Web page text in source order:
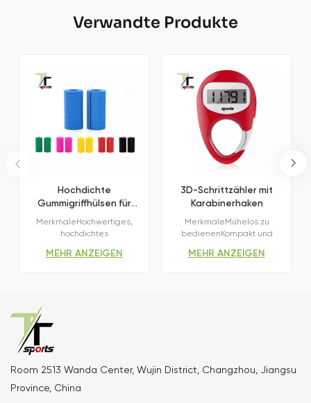
Verwandte Produkte
Hochdichte
Gummigriffhülsen für
Hantelstangen
MerkmaleHochwertiges,
hochdichtes
Hantelgriffe werden aus
hervorragende Elastizität,
Haltbarkeit und dauerhafte
Leistungsfähigkeit, ohne
Gebrauch zu reißen oder
sofort den
GriffdurchmesserEntwickelt,
MEHR ANZEIGEN
3D-Schrittzähler mit
Karabinerhaken
MerkmaleMühelos zu
bedienenKompakt und
StilLeicht lesbarLange
Spaziergängen.
MEHR ANZEIGEN
Room 2513 Wanda Center, Wujin District, Changzhou, Jiangsu
Province, China